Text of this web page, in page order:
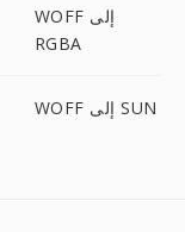
WOFF إلى
RGBA
WOFF إلى SUN